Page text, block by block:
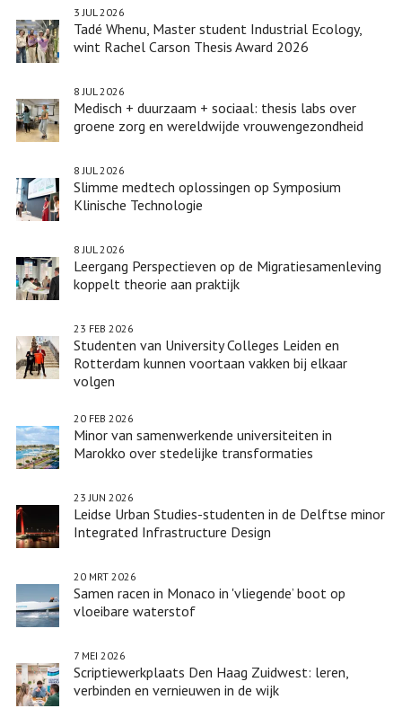
Tadé Whenu, Master student Industrial Ecology,
wint Rachel Carson Thesis Award 2026
3 JUL 2026
Medisch + duurzaam + sociaal: thesis labs over
groene zorg en wereldwijde vrouwengezondheid
8 JUL 2026
Slimme medtech oplossingen op Symposium
Klinische Technologie
8 JUL 2026
Leergang Perspectieven op de Migratiesamenleving
koppelt theorie aan praktijk
8 JUL 2026
Studenten van University Colleges Leiden en
Rotterdam kunnen voortaan vakken bij elkaar
volgen
23 FEB 2026
Minor van samenwerkende universiteiten in
Marokko over stedelijke transformaties
20 FEB 2026
Leidse Urban Studies-studenten in de Delftse minor
Integrated Infrastructure Design
23 JUN 2026
Samen racen in Monaco in 'vliegende’ boot op
vloeibare waterstof
20 MRT 2026
Scriptiewerkplaats Den Haag Zuidwest: leren,
verbinden en vernieuwen in de wijk
7 MEI 2026